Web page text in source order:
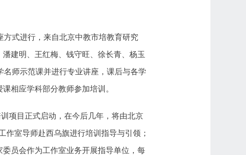
式进行，来自北京中教市培教育研究
建明、王红梅、钱守旺、徐长青、杨玉
师示范课并进行专业讲座，课后与各学
相应学科部分教师参加培训。
项目正式启动，在今后几年，将由北京
室导师赴西乌旗进行培训指导与引领；
员会作为工作室业务开展指导单位，每